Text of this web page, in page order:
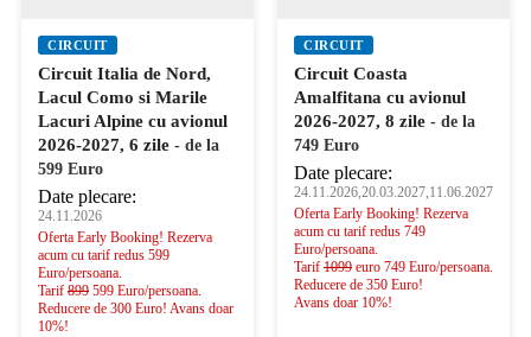
CIRCUIT
Circuit Italia de Nord,
Lacul Como si Marile
Lacuri Alpine cu avionul
2026-2027, 6 zile - de la
599 Euro
Date plecare:
24.11.2026
Oferta Early Booking! Rezerva
acum cu tarif redus 599
Euro/persoana.
Tarif 899 599 Euro/persoana.
Reducere de 300 Euro! Avans doar
10%!
CIRCUIT
Circuit Coasta
Amalfitana cu avionul
2026-2027, 8 zile - de la
749 Euro
Date plecare:
24.11.2026,20.03.2027,11.06.2027
Oferta Early Booking! Rezerva
acum cu tarif redus 749
Euro/persoana.
Tarif 1099 euro 749 Euro/persoana.
Reducere de 350 Euro!
Avans doar 10%!